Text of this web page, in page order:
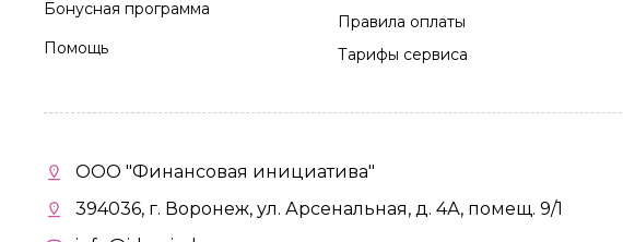
Бонусная программа
Помощь
Правила оплаты
Тарифы сервиса
ООО "Финансовая инициатива"
394036, г. Воронеж, ул. Арсенальная, д. 4А, помещ. 9/1